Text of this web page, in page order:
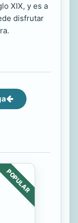
XIX, y es a
disfrutar
POPULAR